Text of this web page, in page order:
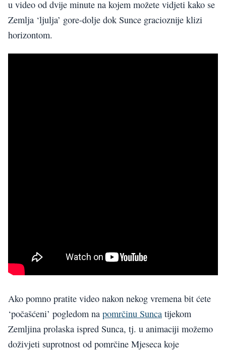
u video od dvije minute na kojem možete vidjeti kako se
Zemlja ‘ljulja’ gore-dolje dok Sunce gracioznije klizi
horizontom.
Ako pomno pratite video nakon nekog vremena bit ćete
‘počašćeni’ pogledom na pomrčinu Sunca tijekom
Zemljina prolaska ispred Sunca, tj. u animaciji možemo
doživjeti suprotnost od pomrčine Mjeseca koje